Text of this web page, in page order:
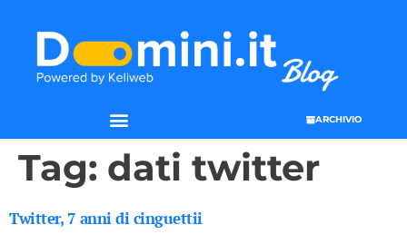
ARCHIVIO
Tag: dati twitter
Twitter, 7 anni di cinguettii